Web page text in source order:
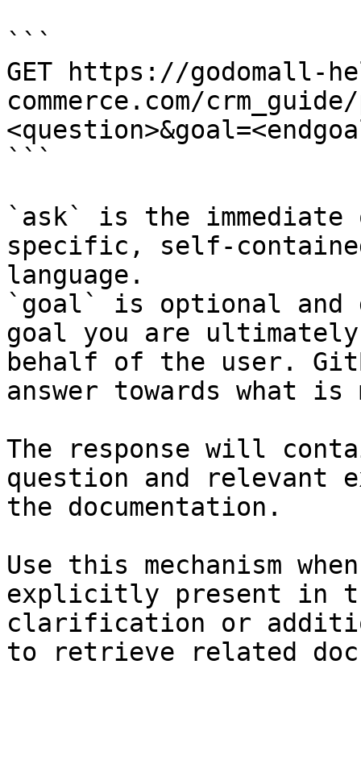
```
GET https://godomall-
commerce.com/
```
`ask` is the
specific, self-
language.
`goal` is optional and
goal you are
behalf of the user.
answer towards what
The response will
question and relevant
the documentation.
Use this mechanism
explicitly present in
clarification or